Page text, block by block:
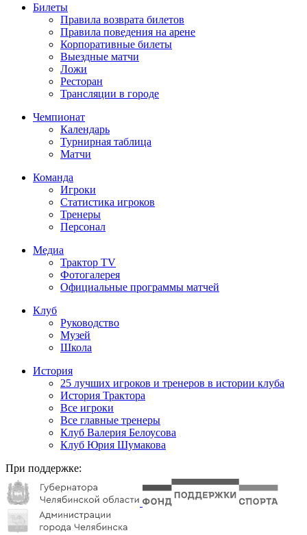
Билеты
Правила возврата билетов
Правила поведения на арене
Корпоративные билеты
Выездные матчи
Ложи
Ресторан
Трансляции в городе
Чемпионат
Календарь
Турнирная таблица
Матчи
Команда
Игроки
Статистика игроков
Тренеры
Персонал
Медиа
Трактор TV
Фотогалерея
Официальные программы матчей
Клуб
Руководство
Музей
Школа
История
25 лучших игроков и тренеров в истории клуба
История Трактора
Все игроки
Все главные тренеры
Клуб Валерия Белоусова
Клуб Юрия Шумакова
При поддержке: